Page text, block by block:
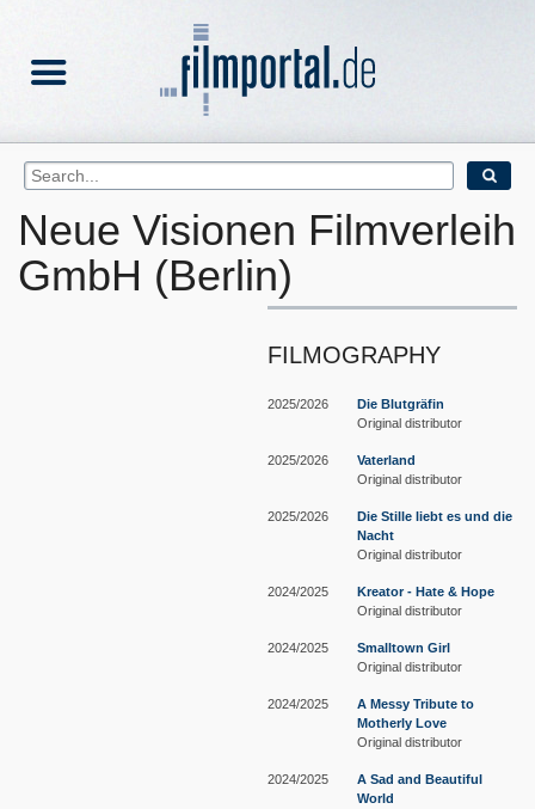
Neue Visionen Filmverleih
GmbH (Berlin)
FILMOGRAPHY
2025/2026
Die Blutgräfin
Original distributor
2025/2026
Vaterland
Original distributor
2025/2026
Die Stille liebt es und die
Nacht
Original distributor
2024/2025
Kreator - Hate & Hope
Original distributor
2024/2025
Smalltown Girl
Original distributor
2024/2025
A Messy Tribute to
Motherly Love
Original distributor
2024/2025
A Sad and Beautiful
World